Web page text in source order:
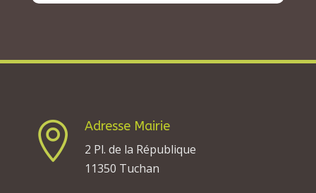

Adresse Mairie
2 Pl. de la République
11350 Tuchan